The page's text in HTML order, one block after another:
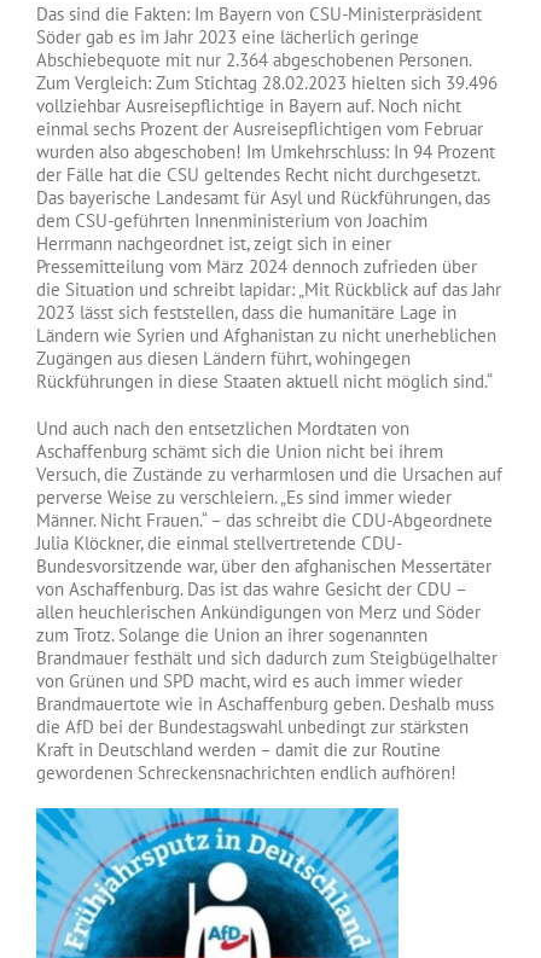
Das sind die Fakten: Im Bayern von CSU-Ministerpräsident
Söder gab es im Jahr 2023 eine lächerlich geringe
Abschiebequote mit nur 2.364 abgeschobenen Personen.
Zum Vergleich: Zum Stichtag 28.02.2023 hielten sich 39.496
vollziehbar Ausreisepflichtige in Bayern auf. Noch nicht
einmal sechs Prozent der Ausreisepflichtigen vom Februar
wurden also abgeschoben! Im Umkehrschluss: In 94 Prozent
der Fälle hat die CSU geltendes Recht nicht durchgesetzt.
Das bayerische Landesamt für Asyl und Rückführungen, das
dem CSU-geführten Innenministerium von Joachim
Herrmann nachgeordnet ist, zeigt sich in einer
Pressemitteilung vom März 2024 dennoch zufrieden über
die Situation und schreibt lapidar: „Mit Rückblick auf das Jahr
2023 lässt sich feststellen, dass die humanitäre Lage in
Ländern wie Syrien und Afghanistan zu nicht unerheblichen
Zugängen aus diesen Ländern führt, wohingegen
Rückführungen in diese Staaten aktuell nicht möglich sind.“
Und auch nach den entsetzlichen Mordtaten von
Aschaffenburg schämt sich die Union nicht bei ihrem
Versuch, die Zustände zu verharmlosen und die Ursachen auf
perverse Weise zu verschleiern. „Es sind immer wieder
Männer. Nicht Frauen.“ – das schreibt die CDU-Abgeordnete
Julia Klöckner, die einmal stellvertretende CDU-
Bundesvorsitzende war, über den afghanischen Messertäter
von Aschaffenburg. Das ist das wahre Gesicht der CDU –
allen heuchlerischen Ankündigungen von Merz und Söder
zum Trotz. Solange die Union an ihrer sogenannten
Brandmauer festhält und sich dadurch zum Steigbügelhalter
von Grünen und SPD macht, wird es auch immer wieder
Brandmauertote wie in Aschaffenburg geben. Deshalb muss
die AfD bei der Bundestagswahl unbedingt zur stärksten
Kraft in Deutschland werden – damit die zur Routine
gewordenen Schreckensnachrichten endlich aufhören!